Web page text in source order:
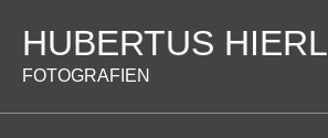
HUBERTUS HIERL
FOTOGRAFIEN